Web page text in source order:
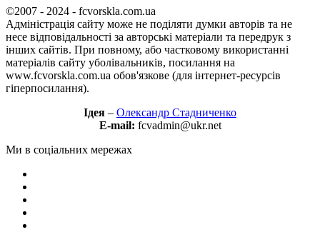
©2007 - 2024 - fcvorskla.com.ua
Адміністрація сайту може не поділяти думки авторів та не
несе відповідальності за авторські матеріали та передрук з
інших сайтів. При повному, або частковому використанні
матеріалів сайту уболівальників, посилання на
www.fcvorskla.com.ua обов'язкове (для інтернет-ресурсів
гіперпосилання).
Ідея – Олександр Стадниченко
E-mail: fcvadmin@ukr.net
Ми в соціальних мережах